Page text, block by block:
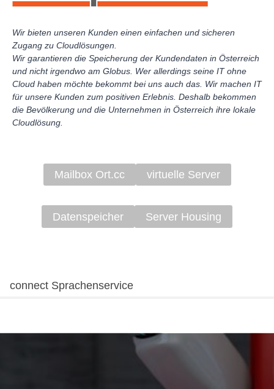
Wir bieten unseren Kunden einen einfachen und sicheren
Zugang zu Cloudlösungen.
Wir garantieren die Speicherung der Kundendaten in Österreich
und nicht irgendwo am Globus. Wer allerdings seine IT ohne
Cloud haben möchte bekommt bei uns auch das. Wir machen IT
für unsere Kunden zum positiven Erlebnis. Deshalb bekommen
die Bevölkerung und die Unternehmen in Österreich ihre lokale
Cloudlösung.
Mailbox Ort.cc virtuelle Server
Datenspeicher Server Housing
connect Sprachenservice